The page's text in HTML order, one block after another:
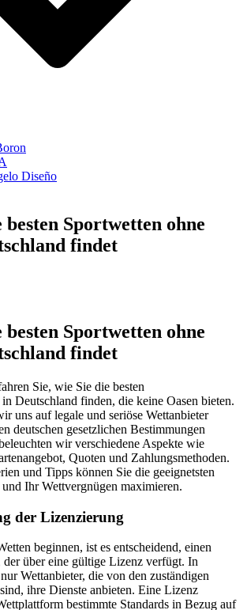
Diseño
Sportwetten ohne
findet
Sportwetten ohne
findet
Sie, wie Sie die besten
Deutschland finden, die keine Oasen bieten.
uns auf legale und seriöse Wettanbieter
deutschen gesetzlichen Bestimmungen
wir verschiedene Aspekte wie
Quoten und Zahlungsmethoden.
und Tipps können Sie die geeignetsten
Ihr Wettvergnügen maximieren.
der Lizenzierung
beginnen, ist es entscheidend, einen
über eine gültige Lizenz verfügt. In
Wettanbieter, die von den zuständigen
ihre Dienste anbieten. Eine Lizenz
bestimmte Standards in Bezug auf